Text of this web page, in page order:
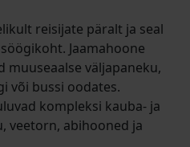
reisijate päralt ja seal
Jaamahoone
muuseaalse väljapaneku,
või bussi oodates.
kompleksi kauba- ja
veetorn, abihooned ja